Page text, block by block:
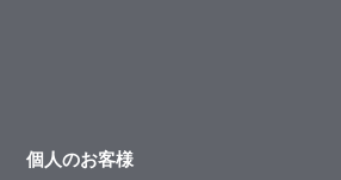
個人のお客様